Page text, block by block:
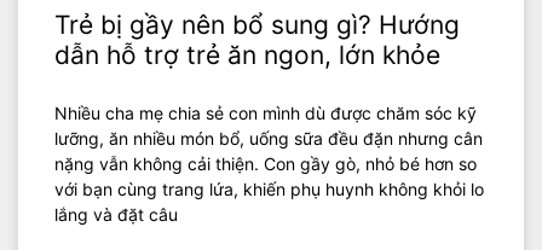
Trẻ bị gầy nên bổ sung gì? Hướng
dẫn hỗ trợ trẻ ăn ngon, lớn khỏe
Nhiều cha mẹ chia sẻ con mình dù được chăm sóc kỹ
lưỡng, ăn nhiều món bổ, uống sữa đều đặn nhưng cân
nặng vẫn không cải thiện. Con gầy gò, nhỏ bé hơn so
với bạn cùng trang lứa, khiến phụ huynh không khỏi lo
lắng và đặt câu